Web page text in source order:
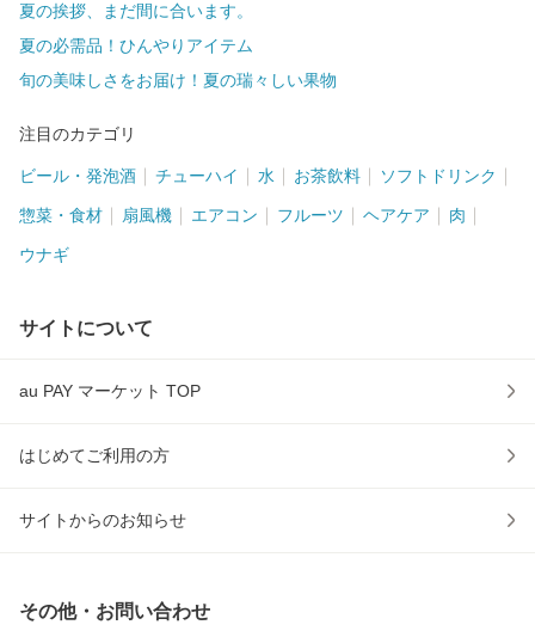
夏の挨拶、まだ間に合います。
夏の必需品！ひんやりアイテム
旬の美味しさをお届け！夏の瑞々しい果物
注目のカテゴリ
ビール・発泡酒 チューハイ 水 お茶飲料 ソフトドリンク
惣菜・食材 扇風機 エアコン フルーツ ヘアケア 肉
ウナギ
サイトについて
au PAY マーケット TOP
はじめてご利用の方
サイトからのお知らせ
その他・お問い合わせ